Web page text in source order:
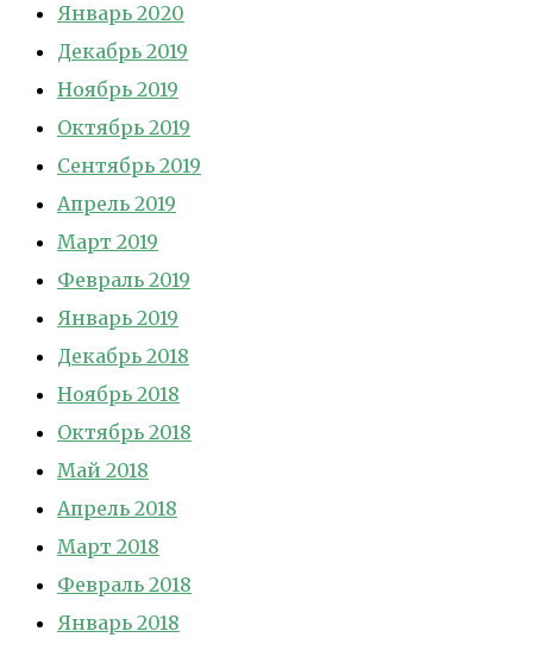
Январь 2020
Декабрь 2019
Ноябрь 2019
Октябрь 2019
Сентябрь 2019
Апрель 2019
Март 2019
Февраль 2019
Январь 2019
Декабрь 2018
Ноябрь 2018
Октябрь 2018
Май 2018
Апрель 2018
Март 2018
Февраль 2018
Январь 2018